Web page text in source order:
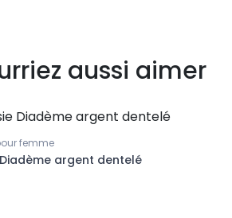
aussi aimer
femme
argent dentelé